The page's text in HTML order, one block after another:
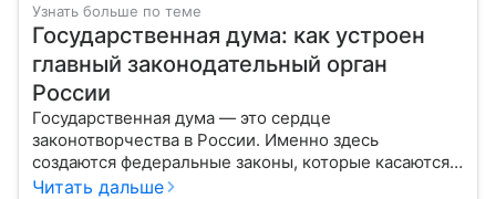
Узнать больше по теме
Государственная дума: как устроен
главный законодательный орган
России
Государственная дума — это сердце
законотворчества в России. Именно здесь
создаются федеральные законы, которые касаются
жизни каждого гражданина: от образования и
Читать дальше